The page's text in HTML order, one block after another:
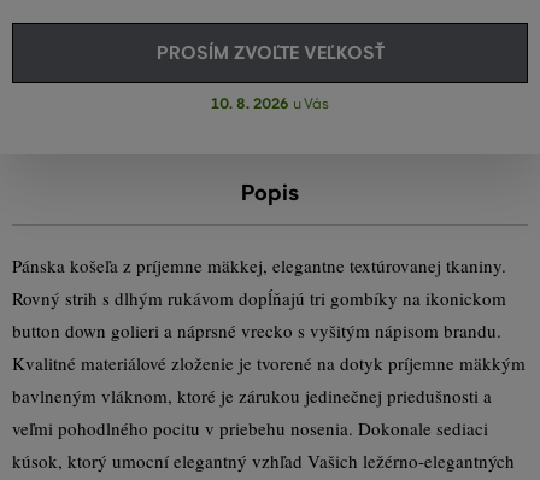
PROSÍM ZVOĽTE VEĽKOSŤ
10. 8. 2026 u Vás
Popis
Pánska košeľa z príjemne mäkkej, elegantne textúrovanej tkaniny.
Rovný strih s dlhým rukávom dopĺňajú tri gombíky na ikonickom
button down golieri a náprsné vrecko s vyšitým nápisom brandu.
Kvalitné materiálové zloženie je tvorené na dotyk príjemne mäkkým
bavlneným vláknom, ktoré je zárukou jedinečnej priedušnosti a
veľmi pohodlného pocitu v priebehu nosenia. Dokonale sediaci
kúsok, ktorý umocní elegantný vzhľad Vašich ležérno-elegantných